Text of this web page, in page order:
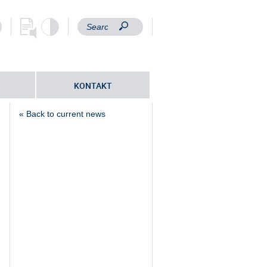
KONTAKT
« Back to current news